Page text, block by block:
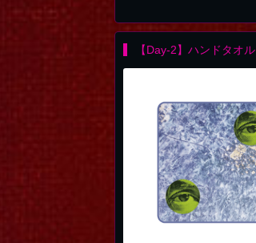
【Day-2】ハンドタオル